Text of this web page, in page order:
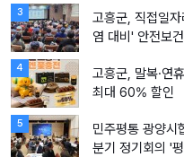
3
고흥군, 직접일
염 대비' 안전보
4
고흥군, 말복·연
최대 60% 할인
5
민주평통 광양
분기 정기회의 '